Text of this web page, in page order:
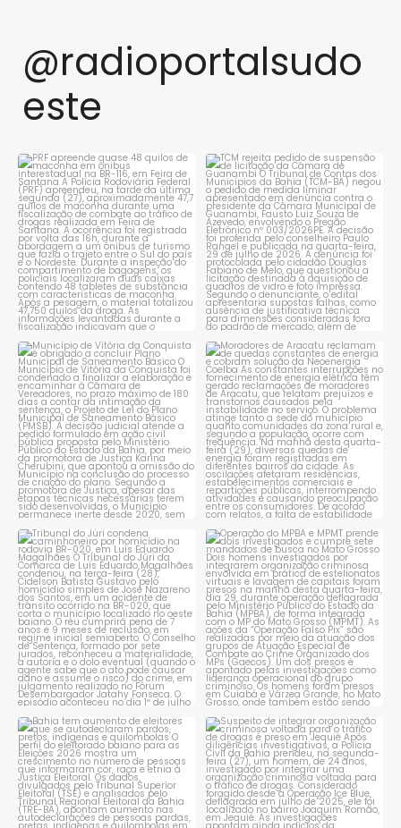
@radioportalsudo
este
PRF apreende quase 48 quilos
de maconha em ônibus...
1 0
TCM rejeita pedido de
suspensão de licitação da...
1 0
Município de Vitória da
Conquista é obrigado a...
1 0
Moradores de Aracatu
reclamam de quedas
constantes ...
1 0
Tribunal do Júri condena
caminhoneiro por...
1 0
Operação do MPBA e MPMT
prende dois investigados e...
1 0
Bahia tem aumento de eleitores
que se autodeclaram...
1 0
Suspeito de integrar
organização criminosa
voltada...
1 0